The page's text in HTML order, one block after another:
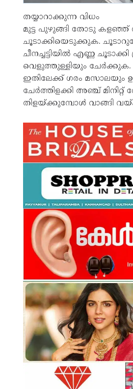
തയ്യാറാക്കുന്ന വിധം
മുട്ട പുഴുങ്ങി തോടു കളഞ്ഞ്
ചൂടാക്കിയെടുക്കുക.
ചീനച്ചട്ടിയിൽ എണ്ണ
വെളുത്തുള്ളിയും ചേർക്കുക.
ഇതിലേക്ക് ഗരം മസാലയും
ചേർത്തിളക്കി അഞ്ച്
തിളയ്ക്കുമ്പോൾ വാങ്ങി